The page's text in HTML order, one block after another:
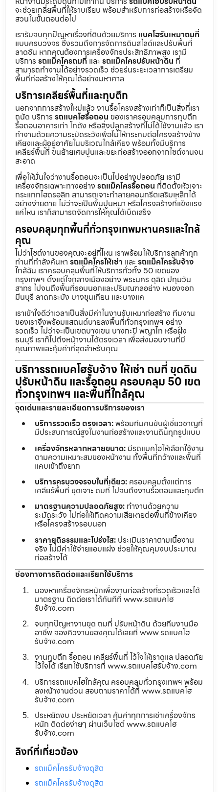
จะช่วยเกลี่ยพื้นที่ให้ราบเรียบ พร้อมสำหรับการก่อสร้างหรือจัด
สวนในขั้นตอนต่อไป
เรารับจบทุกปัญหาเรื่องที่ดินด้วยบริการ แบคโฮรับเหมาถมที่
แบบครบวงจร ซึ่งรวมถึงการจัดการดินสไลด์และปรับพื้นที่
ลาดชัน หากคุณต้องการเครื่องจักรประสิทธิภาพสูง เรามี
บริการ รถแม็คโครถมที่ และ รถแม็คโครปรับหน้าดิน ที่
สามารถทำงานได้อย่างรวดเร็ว ช่วยร่นระยะเวลาการเตรียม
พื้นที่ก่อสร้างให้คุณได้อย่างมหาศาล
บริการเคลียร์พื้นที่และทุบตึก
นอกจากการสร้างใหม่แล้ว งานรื้อโครงสร้างเก่าก็เป็นสิ่งที่เรา
ถนัด บริการ รถแบคโฮรื้อถอน ของเราครอบคลุมการทุบตึก
รื้อถอนอาคารเก่า โกดัง หรือสิ่งปลูกสร้างที่ไม่ได้ใช้งานแล้ว เรา
ทำงานด้วยความระมัดระวังเพื่อไม่ให้กระทบต่อโครงสร้างข้าง
เคียงและผู้อยู่อาศัยในบริเวณใกล้เคียง พร้อมทั้งมีบริการ
เคลียร์พื้นที่ ขนย้ายเศษปูนและขยะก่อสร้างออกจากไซต์งานจน
สะอาด
เพื่อให้มั่นใจว่างานรื้อถอนจะเป็นไปอย่างปลอดภัย เรามี
เครื่องจักรเฉพาะทางอย่าง รถแม็คโครรื้อถอน ที่ติดตั้งหัวเจาะ
กระแทกไฮดรอลิก สามารถเจาะทำลายคอนกรีตเสริมเหล็กได้
อย่างง่ายดาย ไม่ว่าจะเป็นพื้นปูนหนา หรือโครงสร้างที่แข็งแรง
แค่ไหน เราก็สามารถจัดการให้คุณได้เบ็ดเสร็จ
ครอบคลุมทุกพื้นที่ทั่วกรุงเทพมหานครและใกล้
คุณ
ไม่ว่าไซต์งานของคุณจะอยู่ที่ไหน เราพร้อมให้บริการลูกค้าทุก
ท่านที่กำลังค้นหา รถแม็คโครให้เช่า และ รถแม็คโครรับจ้าง
ใกล้ฉัน เราครอบคลุมพื้นที่ให้บริการทั่วทั้ง 50 เขตของ
กรุงเทพฯ ตั้งแต่ใจกลางเมืองอย่าง พระนคร ดุสิต ปทุมวัน
สาทร ไปจนถึงพื้นที่รอบนอกและปริมณฑลอย่าง หนองจอก
มีนบุรี ลาดกระบัง บางขุนเทียน และบางแค
เราเข้าใจดีว่าเวลาเป็นสิ่งมีค่าในงานรับเหมาก่อสร้าง ทีมงาน
ของเราจึงพร้อมแสตนด์บายลงพื้นที่ทั่วกรุงเทพฯ อย่าง
รวดเร็ว ไม่ว่าจะเป็นเขตบางเขน บางกะปิ พญาไท หรือฝั่ง
ธนบุรี เราก็ไปถึงหน้างานได้ตรงเวลา เพื่อส่งมอบงานที่มี
คุณภาพและคุ้มค่าที่สุดสำหรับคุณ
บริการรถแบคโฮรับจ้าง ให้เช่า ถมที่ ขุดดิน
ปรับหน้าดิน และรื้อถอน ครอบคลุม 50 เขต
ทั่วกรุงเทพฯ และพื้นที่ใกล้คุณ
จุดเด่นและรายละเอียดการบริการของเรา
บริการรวดเร็ว ตรงเวลา:พร้อมทีมคนขับผู้เชี่ยวชาญที่
มีประสบการณ์สูงในงานก่อสร้างและงานดินทุกรูปแบบ
เครื่องจักรหลากหลายขนาด: มีรถแบคโฮให้เลือกใช้งาน
ตามความเหมาะสมของหน้างาน ทั้งพื้นที่กว้างและพื้นที่
แคบเข้าถึงยาก
บริการครบวงจรจบในที่เดียว: ครอบคลุมตั้งแต่การ
เคลียร์พื้นที่ ขุดเจาะ ถมที่ ไปจนถึงงานรื้อถอนและทุบตึก
มาตรฐานความปลอดภัยสูง: ทำงานด้วยความ
ระมัดระวัง ไม่ก่อให้เกิดความเสียหายต่อพื้นที่ข้างเคียง
หรือโครงสร้างรอบนอก
ราคายุติธรรมและโปร่งใส: ประเมินราคาตามเนื้องาน
จริง ไม่มีค่าใช้จ่ายแอบแฝง ช่วยให้คุณคุมงบประมาณ
ก่อสร้างได้
ช่องทางการติดต่อและเรียกใช้บริการ
มองหาเครื่องจักรหนักเพื่องานก่อสร้างที่รวดเร็วและได้
มาตรฐาน ติดต่อเราได้ทันทีที่ www.รถแบคโฮ
รับจ้าง.com
จบทุกปัญหางานขุด ถมที่ ปรับหน้าดิน ด้วยทีมงานมือ
อาชีพ จองคิวงานของคุณได้เลยที่ www.รถแบคโฮ
รับจ้าง.com
งานทุบตึก รื้อถอน เคลียร์พื้นที่ ไว้ใจให้เราดูแล ปลอดภัย
ไว้ใจได้ เรียกใช้บริการที่ www.รถแบคโฮรับจ้าง.com
บริการรถแบคโฮใกล้คุณ ครอบคลุมทั่วกรุงเทพฯ พร้อม
ลงหน้างานด่วน สอบถามราคาได้ที่ www.รถแบคโฮ
รับจ้าง.com
ประหยัดงบ ประหยัดเวลา คุ้มค่าทุกการเช่าเครื่องจักร
หนัก ติดต่อง่ายๆ ผ่านเว็บไซต์ www.รถแบคโฮ
รับจ้าง.com
ลิงก์ที่เกี่ยวข้อง
รถแม็คโครรับจ้างดุสิต
รถแม็คโครรับจ้างดุสิต